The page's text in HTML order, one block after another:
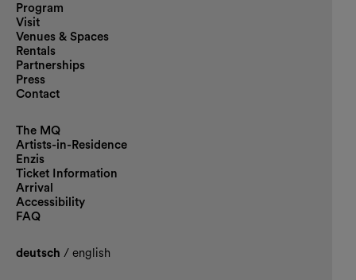
Program
Visit
Venues & Spaces
Rentals
Partnerships
Press
Contact
The MQ
Artists-in-Residence
Enzis
Ticket Information
Arrival
Accessibility
FAQ
deutsch / english